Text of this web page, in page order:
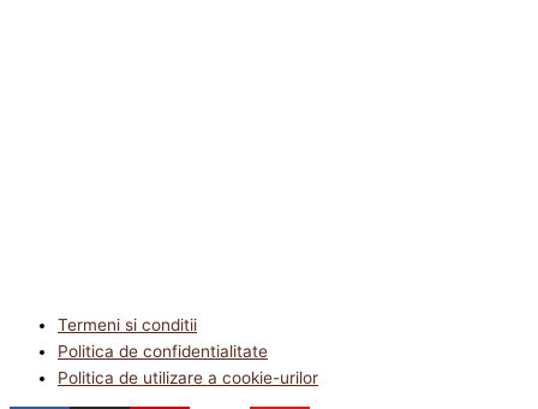
Termeni si conditii
Politica de confidentialitate
Politica de utilizare a cookie-urilor